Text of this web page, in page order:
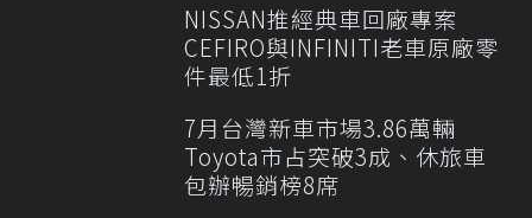
NISSAN推經典車回廠專案
CEFIRO與INFINITI老車原廠零
件最低1折
7月台灣新車市場3.86萬輛
Toyota市占突破3成、休旅車
包辦暢銷榜8席